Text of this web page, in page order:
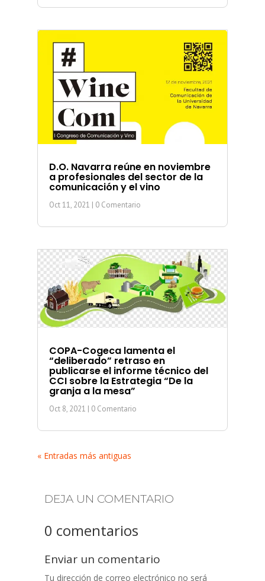
D.O. Navarra reúne en noviembre
a profesionales del sector de la
comunicación y el vino
Oct 11, 2021 | 0 Comentario
COPA-Cogeca lamenta el
“deliberado” retraso en
publicarse el informe técnico del
CCI sobre la Estrategia “De la
granja a la mesa”
Oct 8, 2021 | 0 Comentario
« Entradas más antiguas
DEJA UN COMENTARIO
0 comentarios
Enviar un comentario
Tu dirección de correo electrónico no será